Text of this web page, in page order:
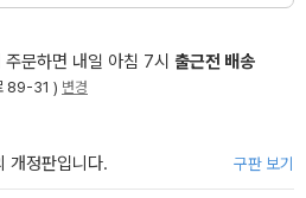
문하면 내일 아침 7시 출근전 배송
89-31 ) 변경
개정판입니다. 구판 보기